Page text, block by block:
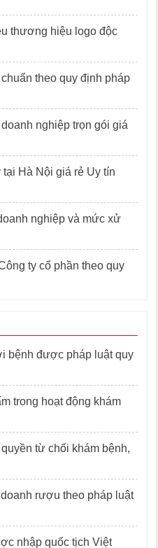
thương hiệu logo độc
theo quy định pháp
nghiệp trọn gói giá
Hà Nội giá rẻ Uy tín
nghiệp và mức xử
ty cổ phần theo quy
bệnh được pháp luật quy
trong hoạt động khám
từ chối khám bệnh,
rượu theo pháp luật
nhập quốc tịch Việt